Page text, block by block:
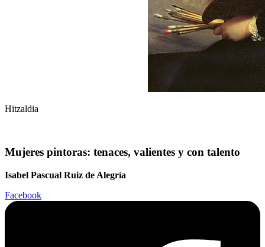
Hitzaldia
Mujeres pintoras: tenaces, valientes y con talento
Isabel Pascual Ruiz de Alegría
Facebook